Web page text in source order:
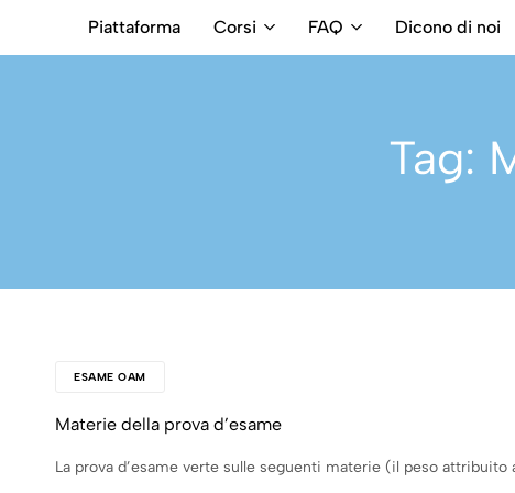
Piattaforma Corsi FAQ Dicono di noi
Tag:
ESAME OAM
Materie della prova d’esame
La prova d’esame verte sulle seguenti materie (il peso